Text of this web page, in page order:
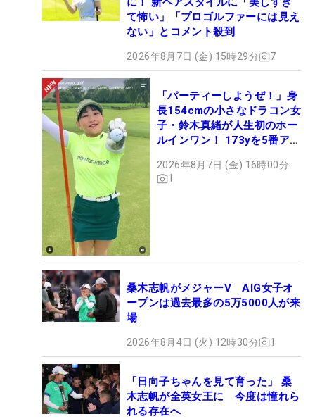
て怖い」「プロゴルファーには見え
ない」とコメント殺到
2026年8月7日 (金) 15時29分 7
「パーティーしようぜ！」身
長154cmの小さなドラコン女
子・鈴木真緒が人生初のホー
ルインワン！ 173yを5番アイ
2026年8月7日 (金) 16時00分
1
桑木志帆がメジャーV AIG女子オ
ープンは過去最多の5万5000人が来
場
2026年8月4日 (火) 12時30分 1
「日向子ちゃんを見て育った」 桑
木志帆が全英女王に 今度は憧れら
れる存在へ